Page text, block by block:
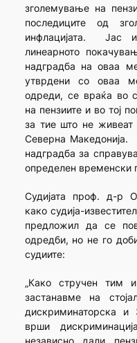
зголемување на
последиците од
инфлацијата. Јас
линеарното
надградба на оваа
утврдени со оваа
одреди, се враќа во
на пензиите и во тој
за тие што не живеат
Северна Македонија.
надградба за
определен временски
Судијата проф. д-р
како судија-
предложил да се
одредби, но не го
судиите:
„Како стручен тим и
застанавме на
дискриминаторска и
врши
независно дали